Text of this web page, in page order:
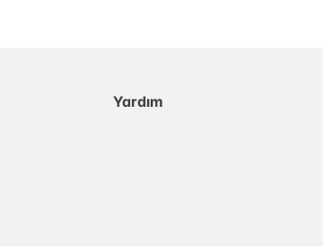
Yardım